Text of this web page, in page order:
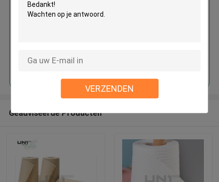
VERZENDEN
van Spunlace en 35%-
Doorgaan
Geadviseerde Producten